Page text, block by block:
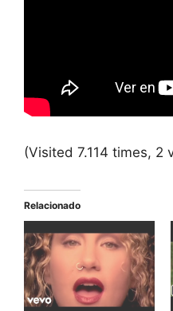
(Visited 7.114 times, 2
Relacionado